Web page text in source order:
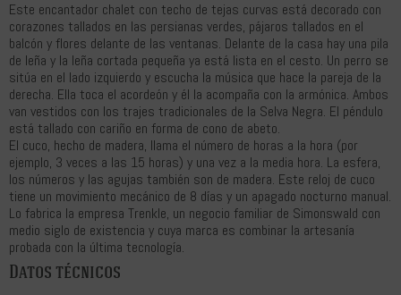
Este encantador chalet con techo de tejas curvas está decorado con
corazones tallados en las persianas verdes, pájaros tallados en el
balcón y flores delante de las ventanas. Delante de la casa hay una pila
de leña y la leña cortada pequeña ya está lista en el cesto. Un perro se
sitúa en el lado izquierdo y escucha la música que hace la pareja de la
derecha. Ella toca el acordeón y él la acompaña con la armónica. Ambos
van vestidos con los trajes tradicionales de la Selva Negra. El péndulo
está tallado con cariño en forma de cono de abeto.
El cuco, hecho de madera, llama el número de horas a la hora (por
ejemplo, 3 veces a las 15 horas) y una vez a la media hora. La esfera,
los números y las agujas también son de madera. Este reloj de cuco
tiene un movimiento mecánico de 8 días y un apagado nocturno manual.
Lo fabrica la empresa Trenkle, un negocio familiar de Simonswald con
medio siglo de existencia y cuya marca es combinar la artesanía
probada con la última tecnología.
Datos técnicos